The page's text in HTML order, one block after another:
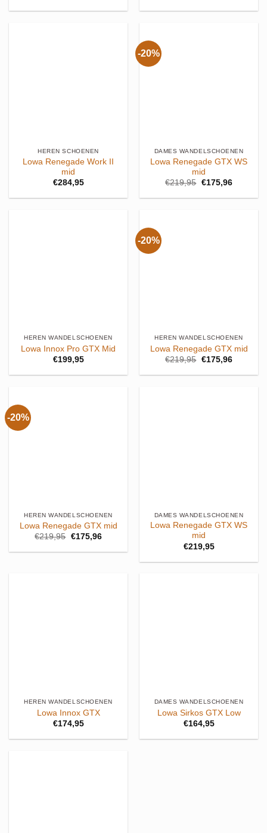
HEREN SCHOENEN
Lowa Renegade Work II
mid
€284,95
-20%
DAMES WANDELSCHOENEN
Lowa Renegade GTX WS
mid
€219,95 Oorspronkelijke
was:
€175,96Huidige
is:
HEREN WANDELSCHOENEN
Lowa Innox Pro GTX Mid
€199,95
-20%
HEREN WANDELSCHOENEN
Lowa Renegade GTX mid
€219,95 Oorspronkelijke
was:
€175,96Huidige
is:
-20%
HEREN WANDELSCHOENEN
Lowa Renegade GTX mid
€219,95 Oorspronkelijke
was:
€175,96Huidige
is:
DAMES WANDELSCHOENEN
Lowa Renegade GTX WS
mid
€219,95
HEREN WANDELSCHOENEN
Lowa Innox GTX
€174,95
DAMES WANDELSCHOENEN
Lowa Sirkos GTX Low
€164,95